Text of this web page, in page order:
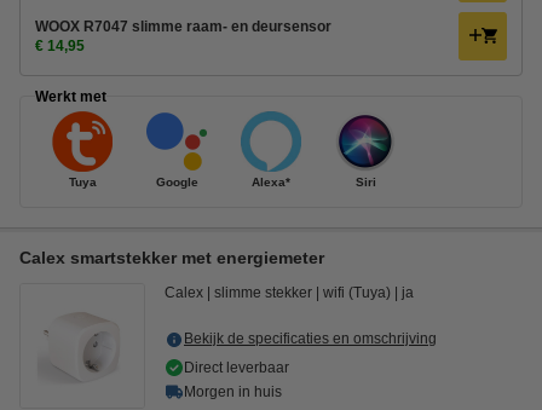
WOOX R7047 slimme raam- en deursensor
€ 14,95
Werkt met
Tuya Google Alexa* Siri
Calex smartstekker met energiemeter
Calex slimme stekker wifi (Tuya) ja
Bekijk de specificaties en omschrijving
Direct leverbaar
Morgen in huis